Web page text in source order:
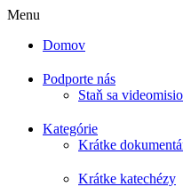
Menu
Domov
Podporte nás
Staň sa
Kategórie
Krátke
Krátke katechézy